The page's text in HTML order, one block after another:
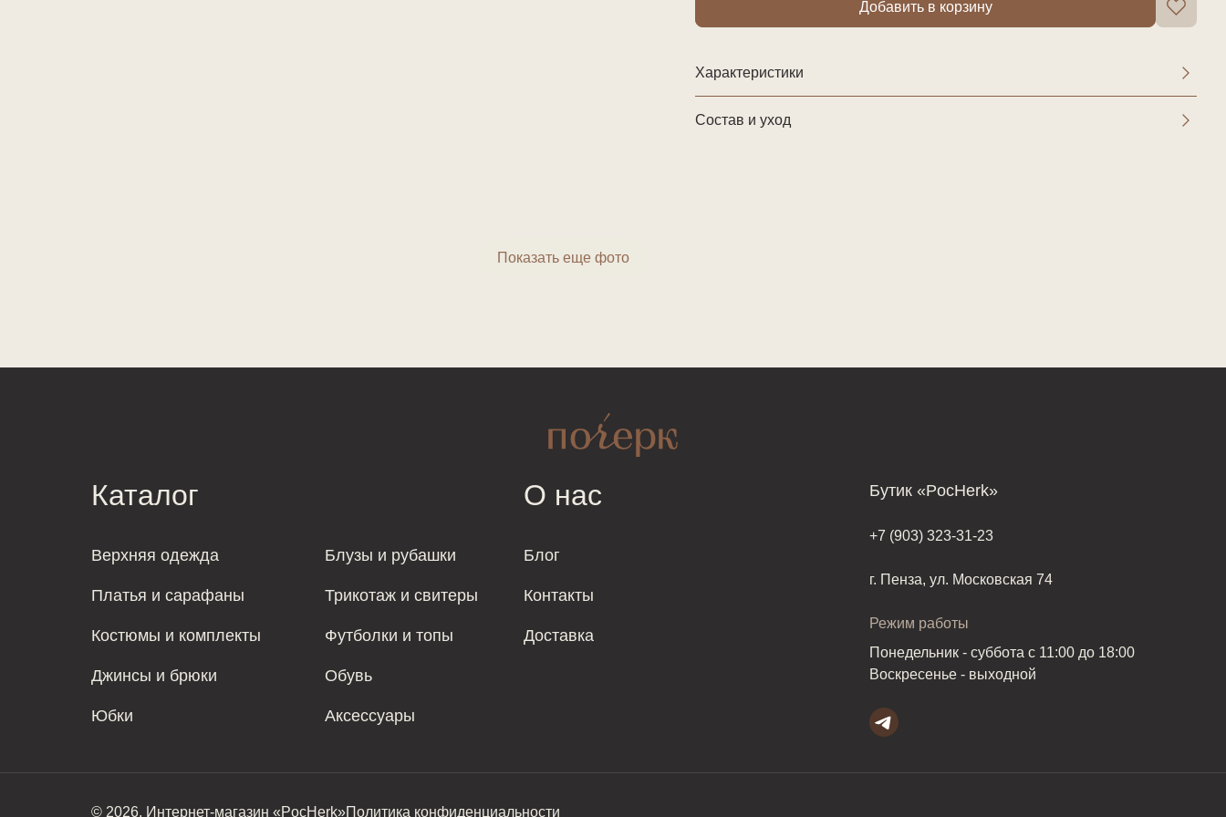
Показать еще фото
Добавить в корзину
Характеристики
Состав и уход
Каталог
Верхняя одежда
Платья и сарафаны
Костюмы и комплекты
Джинсы и брюки
Юбки
Блузы и рубашки
Трикотаж и свитеры
Футболки и топы
Обувь
Аксессуары
О нас
Блог
Контакты
Доставка
Бутик «PocHerk»
+7 (903) 323-31-23
г. Пенза, ул. Московская 74
Режим работы
Понедельник - суббота с 11:00 до 18:00
Воскресенье - выходной
© 2026. Интернет-магазин «PocHerk»Политика конфиденциальности